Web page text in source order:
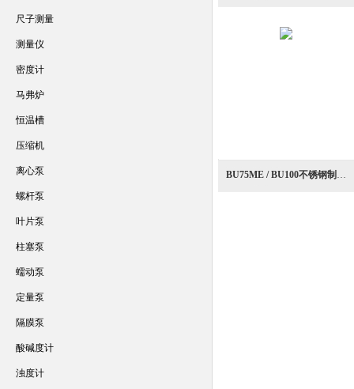
BU75ME / BU100不锈钢制高耐磨型压力计真空计
尺子测量
测量仪
密度计
马弗炉
恒温槽
压缩机
离心泵
螺杆泵
叶片泵
柱塞泵
蠕动泵
定量泵
隔膜泵
酸碱度计
浊度计